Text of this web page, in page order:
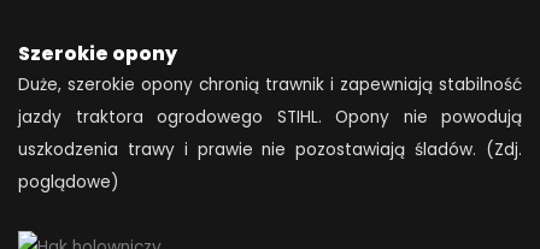
Szerokie opony
Duże, szerokie opony chronią trawnik i zapewniają stabilność
jazdy traktora ogrodowego STIHL. Opony nie powodują
uszkodzenia trawy i prawie nie pozostawiają śladów. (Zdj.
poglądowe)